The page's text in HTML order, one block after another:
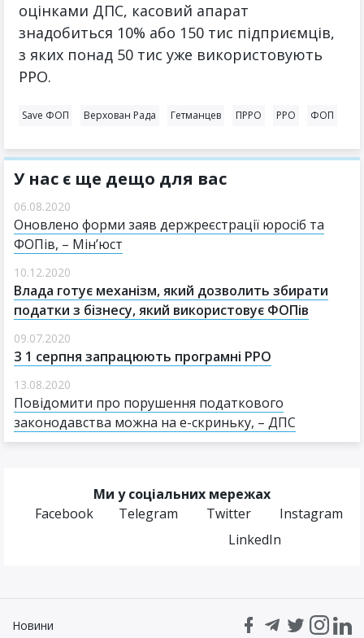
оцінками ДПС, касовий апарат
знадобиться 10% або 150 тис підприємців,
з яких понад 50 тис уже використовують
РРО.
Save ФОП Верхован Рада Гетманцев ПРРО РРО ФОП
У нас є ще дещо для вас
06.08.2020
Оновлено форми заяв держреєстрації юросіб та
ФОПів, – Мін’юст
10.12.2020
Влада готує механізм, який дозволить збирати
податки з бізнесу, який використовує ФОПів
09.07.2020
З 1 серпня запрацюють програмні РРО
13.08.2020
Повідомити про порушення податкового
законодавства можна на е-скриньку, – ДПС
Ми у соціальних мережах
Facebook
Telegram Twitter
Instagram
LinkedIn
Новини